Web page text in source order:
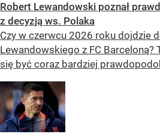
Robert Lewandowski poznał
z decyzją ws. Polaka
Czy w czerwcu 2026 roku dojdzie
Lewandowskiego z FC Barceloną?
się być coraz bardziej